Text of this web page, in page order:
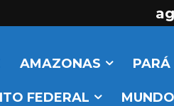
AMAZONAS PARÁ
FEDERAL MUNDO